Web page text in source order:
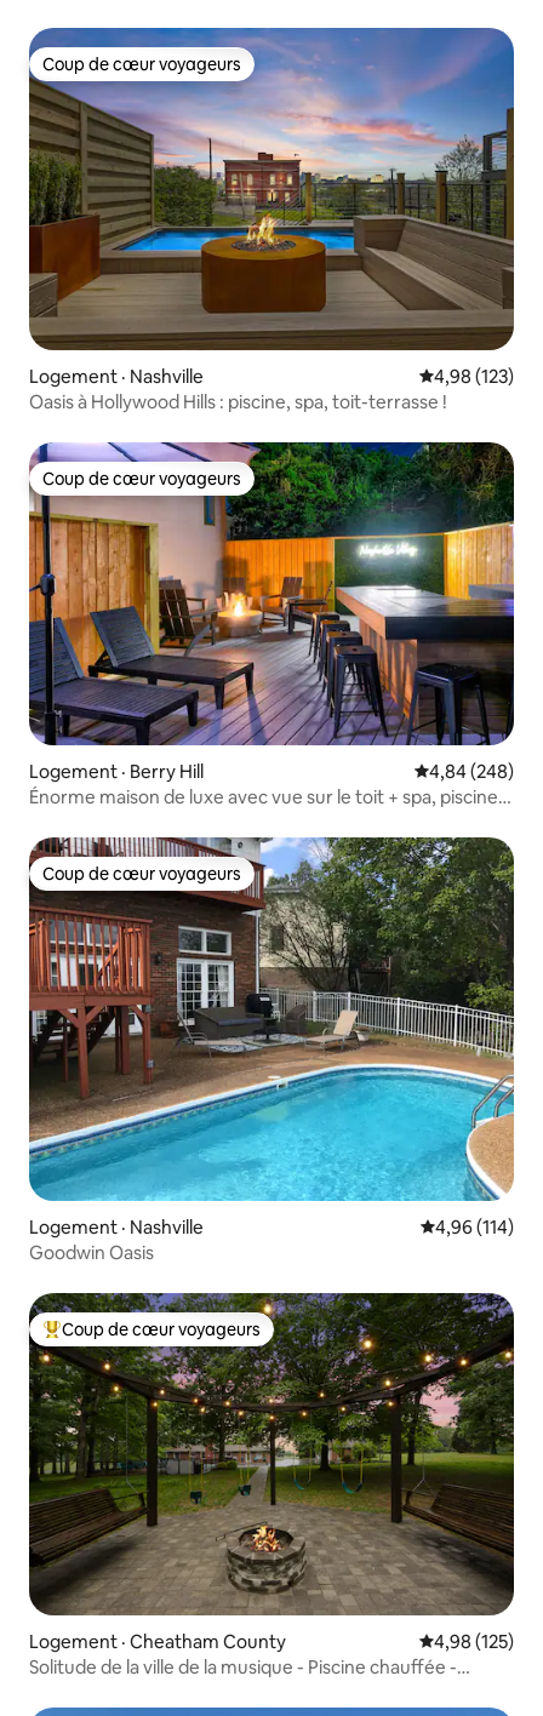
Coup de cœur voyageurs
Coup de cœur voyageurs
Logement · Nashville Note
4,98 (123)
Oasis à Hollywood Hills : piscine, spa, toit-terrasse !
Coup de cœur voyageurs
Coup de cœur voyageurs
Logement · Berry Hill Note
4,84 (248)
Énorme maison de luxe avec vue sur le toit + spa, piscine
Coup de cœur voyageurs
Coup de cœur voyageurs
Logement · Nashville Note
4,96 (114)
Goodwin Oasis
Coup de cœur voyageurs parmi les plus aimés
Coup de cœur voyageurs
Logement · Cheatham County Note
4,98 (125)
Solitude de la ville de la musique - Piscine chauffée -